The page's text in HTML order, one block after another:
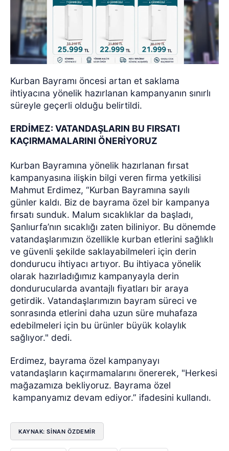
Kurban Bayramı öncesi artan et saklama
ihtiyacına yönelik hazırlanan kampanyanın sınırlı
süreyle geçerli olduğu belirtildi.
ERDİMEZ: VATANDAŞLARIN BU FIRSATI
KAÇIRMAMALARINI ÖNERİYORUZ
Kurban Bayramına yönelik hazırlanan fırsat
kampanyasına ilişkin bilgi veren firma yetkilisi
Mahmut Erdimez, “Kurban Bayramına sayılı
günler kaldı. Biz de bayrama özel bir kampanya
fırsatı sunduk. Malum sıcaklıklar da başladı,
Şanlıurfa’nın sıcaklığı zaten biliniyor. Bu dönemde
vatandaşlarımızın özellikle kurban etlerini sağlıklı
ve güvenli şekilde saklayabilmeleri için derin
dondurucu ihtiyacı artıyor. Bu ihtiyaca yönelik
olarak hazırladığımız kampanyayla derin
dondurucularda avantajlı fiyatları bir araya
getirdik. Vatandaşlarımızın bayram süreci ve
sonrasında etlerini daha uzun süre muhafaza
edebilmeleri için bu ürünler büyük kolaylık
sağlıyor." dedi.
Erdimez, bayrama özel kampanyayı
vatandaşların kaçırmamalarını önererek, "Herkesi
mağazamıza bekliyoruz. Bayrama özel
kampanyamız devam ediyor.” ifadesini kullandı.
KAYNAK: SİNAN ÖZDEMİR